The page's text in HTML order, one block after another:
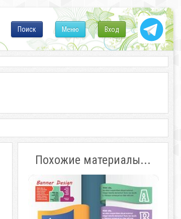
Вход
Меню
Поиск
Похожие материалы...